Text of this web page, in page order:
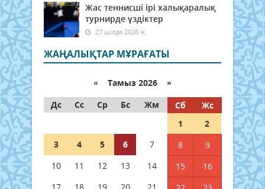
Жас теннисші ірі халықаралық
турнирде үздіктер
27 шілде 2026 ж.
ЖАҢАЛЫҚТАР МҰРАҒАТЫ
« Тамыз 2026 »
Дс
Сс Ср Бс Жм Сб
Жс
1
2
3
4 5 6 7 8
9
10
11 12 13 14 15
16